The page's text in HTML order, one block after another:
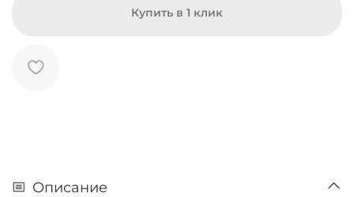
Купить в 1 клик
Описание